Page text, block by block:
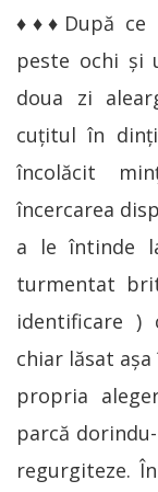
♦♦♦După ce
peste ochi şi
doua zi
cuţitul în
încolăcit
încercarea
a le întinde
turmentat
identificare )
chiar lăsat
propria
parcă
regurgiteze.